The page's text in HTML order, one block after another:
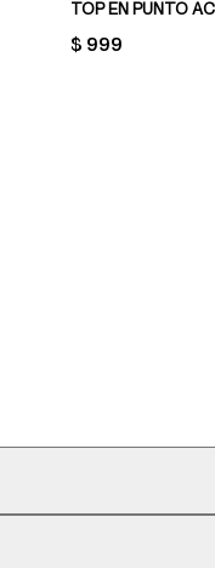
PRICE:
$ 999